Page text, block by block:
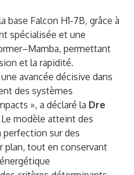
base Falcon H1-7B, grâce à
spécialisée et une
permettant
et la rapidité.
avancée décisive dans
des systèmes
», a déclaré la Dre
Le modèle atteint des
perfection sur des
plan, tout en conservant